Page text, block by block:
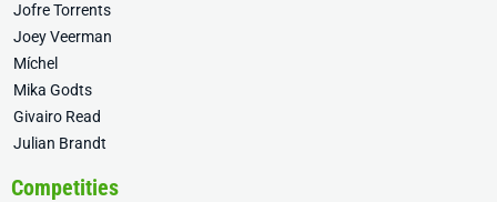
Jofre Torrents
Joey Veerman
Míchel
Mika Godts
Givairo Read
Julian Brandt
Competities